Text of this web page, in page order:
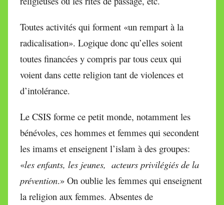
Toutes activités qui forment «un rempart à la
radicalisation». Logique donc qu’elles soient
toutes financées y compris par tous ceux qui
voient dans cette religion tant de violences et
d’intolérance.
Le CSIS forme ce petit monde, notamment les
bénévoles, ces hommes et femmes qui secondent
les imams et enseignent l’islam à des groupes:
«les enfants, les jeunes, acteurs privilégiés de la
prévention.» On oublie les femmes qui enseignent
la religion aux femmes. Absentes de